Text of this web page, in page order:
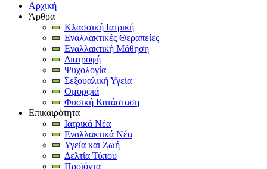
Αρχική
Άρθρα
Κλασσική Ιατρική
Εναλλακτικές Θεραπείες
Εναλλακτική Μάθηση
Διατροφή
Ψυχολογία
Σεξουαλική Υγεία
Ομορφιά
Φυσική Κατάσταση
Επικαιρότητα
Ιατρικά Νέα
Εναλλακτικά Νέα
Υγεία και Ζωή
Δελτία Τύπου
Προϊόντα